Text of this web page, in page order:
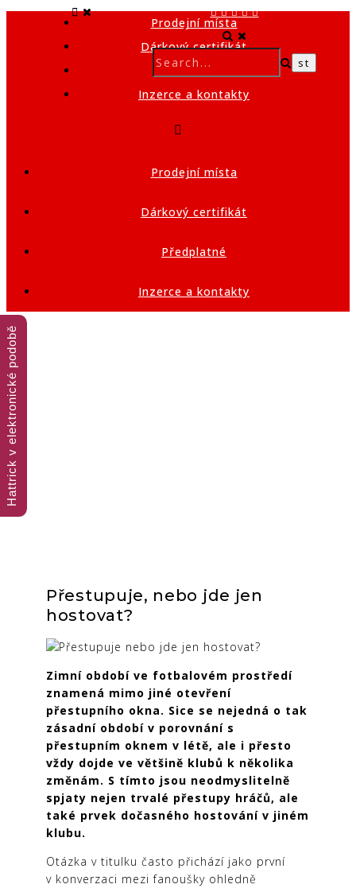
Prodejní místa
Dárkový certifikát
Předplatné
Inzerce a kontakty
Prodejní místa
Dárkový certifikát
Předplatné
Inzerce a kontakty
Přestupuje, nebo jde jen
hostovat?
Zimní období ve fotbalovém prostředí
znamená mimo jiné otevření
přestupního okna. Sice se nejedná o tak
zásadní období v porovnání s
přestupním oknem v létě, ale i přesto
vždy dojde ve většině klubů k několika
změnám. S tímto jsou neodmyslitelně
spjaty nejen trvalé přestupy hráčů, ale
také prvek dočasného hostování v jiném
klubu.
Otázka v titulku často přichází jako první
v konverzaci mezi fanoušky ohledně
Hattrick v elektronické podobě